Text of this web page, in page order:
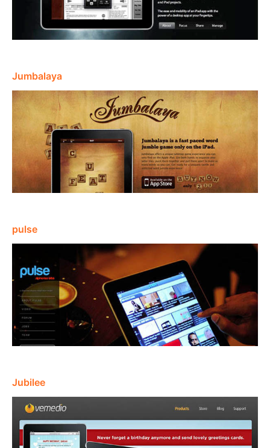
Jumbalaya
pulse
Jubilee